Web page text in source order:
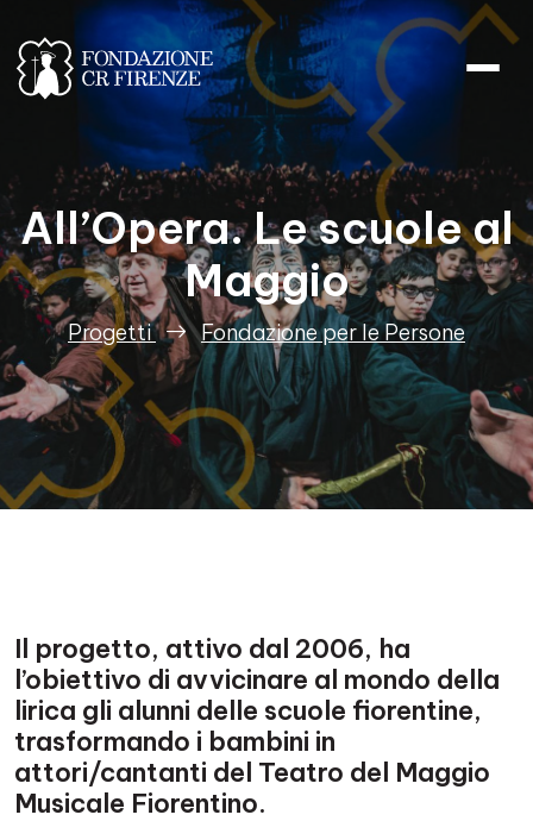
All’Opera. Le scuole al
Maggio
Progetti Fondazione per le Persone
Il progetto, attivo dal 2006, ha
l’obiettivo di avvicinare al mondo della
lirica gli alunni delle scuole fiorentine,
trasformando i bambini in
attori/cantanti del Teatro del Maggio
Musicale Fiorentino.